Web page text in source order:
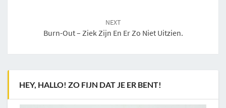
NEXT
Burn-Out – Ziek Zijn En Er Zo Niet Uitzien.
HEY, HALLO! ZO FIJN DAT JE ER BENT!